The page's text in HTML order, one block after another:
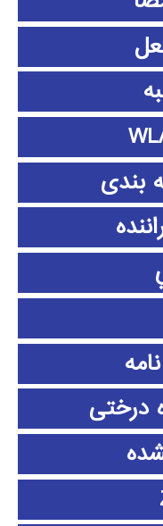
بندی
درختی